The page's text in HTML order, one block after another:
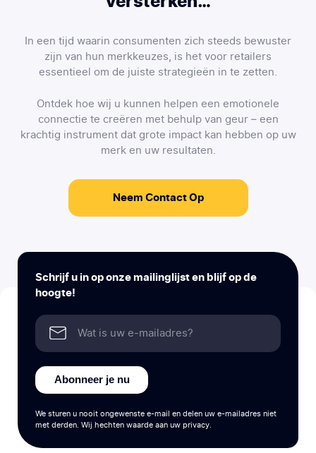
In een tijd waarin consumenten zich steeds bewuster
zijn van hun merkkeuzes, is het voor retailers
essentieel om de juiste strategieën in te zetten.
Ontdek hoe wij u kunnen helpen een emotionele
connectie te creëren met behulp van geur – een
krachtig instrument dat grote impact kan hebben op uw
merk en uw resultaten.
Neem Contact Op
Schrijf u in op onze mailinglijst en blijf op de
hoogte!
Abonneer je nu
We sturen u nooit ongewenste e-mail en delen uw e-mailadres niet
met derden. Wij hechten waarde aan uw privacy.